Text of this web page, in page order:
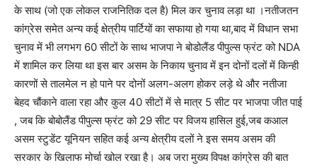
के साथ (जो एक लोकल राजनितिक दल है) मिल कर चुनाव लड़ा था ।नतीजतन
कांग्रेस समेत अन्य कई क्षेत्रीय पार्टियों का सफाया हो गया था,बाद में विधान सभा
चुनाव में भी लगभग 60 सीटों के साथ भाजपा ने बोडोलैंड पीपुल्स फ्रंट को NDA
में शामिल कर लिया था इस बार असम के निकाय चुनाव में इन दोनों दलों में किन्ही
कारणों से तालमेल न हो पाने पर दोनों अलग-अलग होकर लड़े थे और नतीजा
बेहद चौंकाने वाला रहा और कुल 40 सीटों में से मात्र 5 सीट पर भाजपा जीत पाई
, जब कि बोबोलैंड पीपुल्स फ्रंट को 29 सीट पर विजय हासिल हुई,जब कआल
असम स्टुडेंट यूनियन सहित कई अन्य क्षेत्रीय दलों ने इस समय असम की
सरकार के खिलाफ मोर्चा खोल रखा है। अब जरा मुख्य विपक्ष कांग्रेस की बात